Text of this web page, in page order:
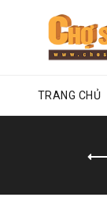
TRANG CHỦ